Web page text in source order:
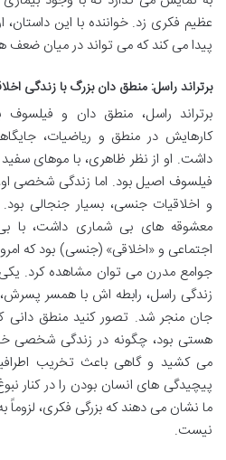
عظیم فکری زد. خواننده با این داستان،
پیدا می کند که می تواند در میان ضعف
برتراند راسل: منطق دان بزرگ با زندگی
برتراند راسل، منطق دان و
کارهایش در منطق و ریاضیات،
داشت. او از نظر ظاهری، با موهای سفید
فیلسوف اصیل بود. اما زندگی شخصی او،
و اخلاقیات جنسی، بسیار جنجالی بود.
معشوقه های بی شماری داشت، با
اجتماعی و «اخلاقی» (جنسی) بود که
جوامع مدرن می توان مشاهده کرد.
زندگی راسل، رابطه اش با همسر پسرش،
جان منجر شد. تصور کنید منطق دانی
هستی بود، چگونه در زندگی شخصی
می کشید و گاهی باعث تخریب
پیچیدگی های انسان بودن را در کنار
ما نشان می دهند که بزرگی فکری،
نیست.